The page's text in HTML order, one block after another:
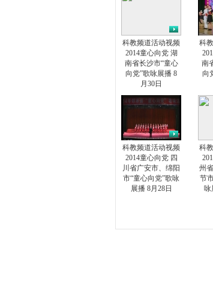
科教频道活动视频
2014童心向党 湖
南省长沙市“童心
向党”歌咏展播 8
月30日
科
南
向
科教频道活动视频
2014童心向党 四
川省广安市、绵阳
市“童心向党”歌咏
展播 8月28日
科
州
节
咏